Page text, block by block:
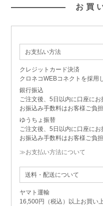
お買
お支払い方法
クレジットカード決済
クロネコWEBコネクトを採用
銀行振込
ご注文後、5日以内に口座にお
お振込み手数料はお客様ご負担
ゆうちょ振替
ご注文後、5日以内に口座にお
お振込み手数料はお客様ご負担
≫お支払い方法について
送料・配送について
ヤマト運輸
16,500円（税込）以上お買い